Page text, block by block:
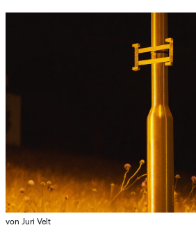
von Juri Velt